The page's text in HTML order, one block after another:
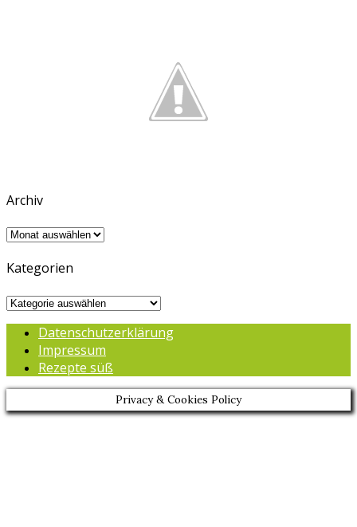
Archiv
Archiv
Kategorien
Kategorien
Datenschutzerklärung
Impressum
Rezepte süß
Privacy & Cookies Policy